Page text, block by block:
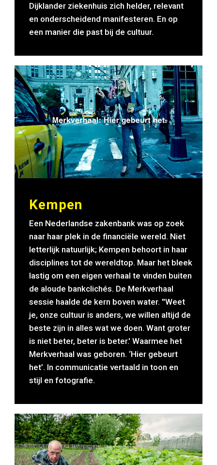
Dijklander ziekenhuis zich helder, relevant
en onderscheidend manifesteren. En op
een manier die past bij de cultuur.
Kempen
Een Nederlandse zakenbank was op zoek
naar haar plek in de financiële wereld. Niet
letterlijk natuurlijk; Kempen behoort in haar
disciplines tot de wereldtop. Maar het bleek
lastig om een eigen verhaal te vinden buiten
de aloude bankclichés. De Merkverhaal
sessie haalde de kern boven water. ''Weet
je, onze cultuur is anders, we willen altijd de
beste zijn in alles wat we doen. Want groter
is niet beter, beter is beter.' Waarmee het
Merkverhaal was geboren. ‘Hier gebeurt
het’. In communicatie vertaald in toon en
stijl en fotografie.